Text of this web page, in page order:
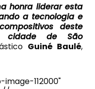
honra liderar esta
a tecnologia e
deste
de São
Guiné Baulé,
112000"